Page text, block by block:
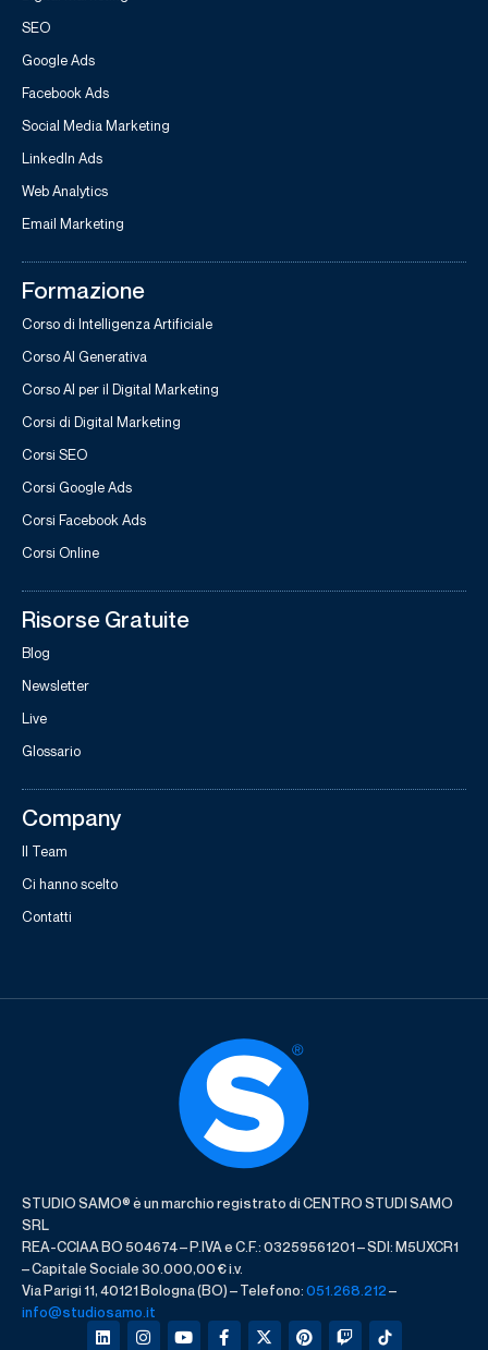
SEO
Google Ads
Facebook Ads
Social Media Marketing
LinkedIn Ads
Web Analytics
Email Marketing
Formazione
Corso di Intelligenza Artificiale
Corso AI Generativa
Corso AI per il Digital Marketing
Corsi di Digital Marketing
Corsi SEO
Corsi Google Ads
Corsi Facebook Ads
Corsi Online
Risorse Gratuite
Blog
Newsletter
Live
Glossario
Company
Il Team
Ci hanno scelto
Contatti
STUDIO SAMO® è un marchio registrato di CENTRO STUDI SAMO
SRL
REA-CCIAA BO 504674 – P.IVA e C.F.: 03259561201 – SDI: M5UXCR1
– Capitale Sociale 30.000,00 € i.v.
Via Parigi 11, 40121 Bologna (BO) – Telefono:051.268.212–
info@studiosamo.it